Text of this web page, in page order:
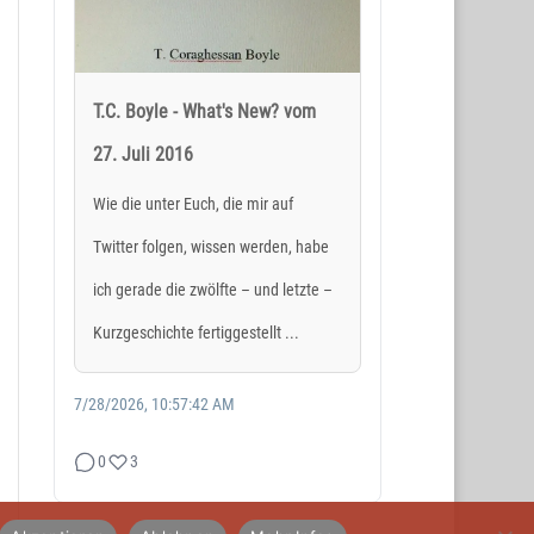
T.C. Boyle - What's New? vom
27. Juli 2016
Wie die unter Euch, die mir auf
Twitter folgen, wissen werden, habe
ich gerade die zwölfte – und letzte –
Kurzgeschichte fertiggestellt ...
7/28/2026, 10:57:42 AM
0 3